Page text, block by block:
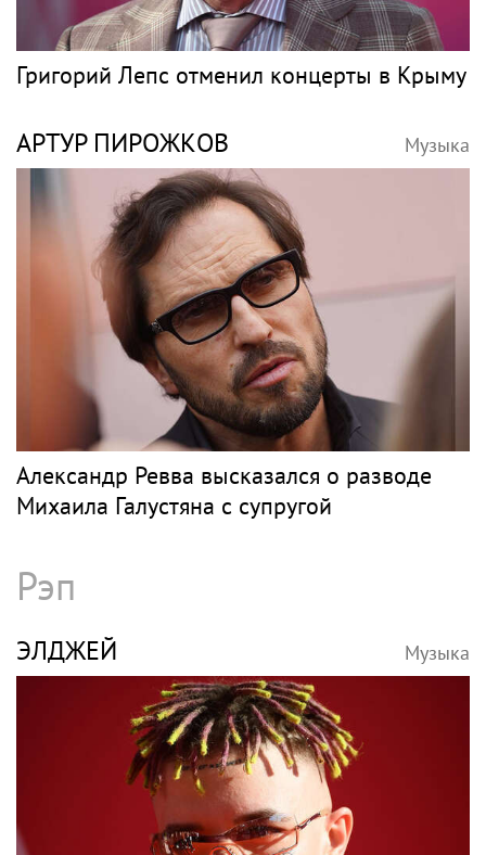
Григорий Лепс отменил концерты в Крыму
АРТУР ПИРОЖКОВ Музыка
Александр Ревва высказался о разводе
Михаила Галустяна с супругой
Рэп
ЭЛДЖЕЙ Музыка